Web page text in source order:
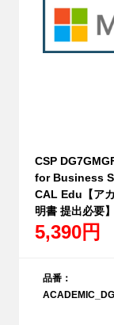
CSP
for Business
CAL Edu【ア
明書 提出必要
5,390円
品番：